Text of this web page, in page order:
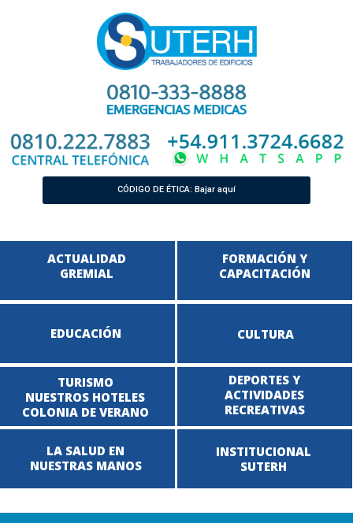
CÓDIGO DE ÉTICA: Bajar aquí
ACTUALIDAD
GREMIAL
EDUCACIÓN CULTURA
TURISMO
NUESTROS HOTELES
COLONIA DE VERANO
DEPORTES Y
ACTIVIDADES
RECREATIVAS
LA SALUD EN
NUESTRAS MANOS
INSTITUCIONAL
SUTERH
FORMACIÓN Y
CAPACITACIÓN